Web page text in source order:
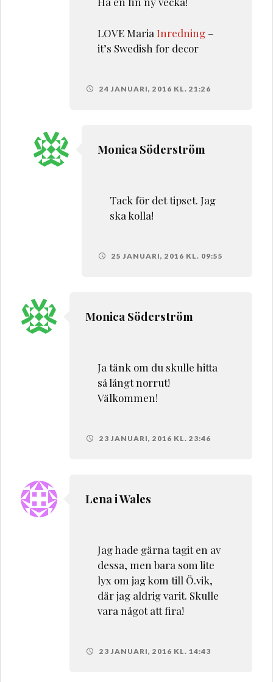
LOVE Maria Inredning–
it’s Swedish for decor
24 JANUARI, 2016 KL. 21:26
Monica Söderström
Tack för det tipset. Jag
ska kolla!
25 JANUARI, 2016 KL. 09:55
Monica Söderström
Ja tänk om du skulle hitta
så långt norrut!
Välkommen!
23 JANUARI, 2016 KL. 23:46
Lena i Wales
Jag hade gärna tagit en av
dessa, men bara som lite
lyx om jag kom till Ö.vik,
där jag aldrig varit. Skulle
vara något att fira!
23 JANUARI, 2016 KL. 14:43